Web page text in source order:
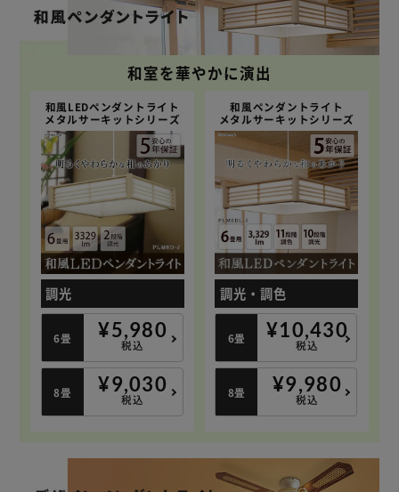
和室を華やかに演出
和風LEDペンダントライト
メタルサーキットシリーズ
調光
6畳 ¥5,980
税込
8畳 ¥9,030
税込
和風ペンダントライト
メタルサーキットシリーズ
調光・調色
6畳 ¥10,430
税込
8畳 ¥9,980
税込